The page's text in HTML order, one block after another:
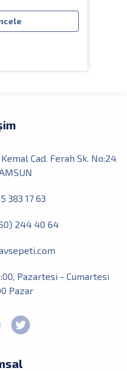
Cad. Ferah Sk. No:24
383 17 63
244 40 64
Pazartesi - Cumartesi
Pazar